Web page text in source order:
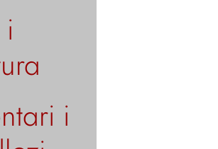
i
i